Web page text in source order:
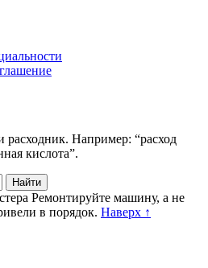
расходник. Например: “расход
кислота”.
Найти
Ремонтируйте машину, а не
в порядок. Наверх ↑